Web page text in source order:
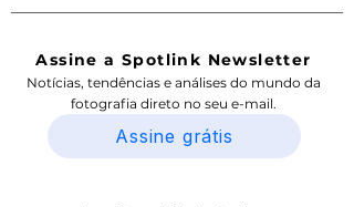
Assine a Spotlink Newsletter
Notícias, tendências e análises do mundo da
fotografia direto no seu e-mail.
Assine grátis